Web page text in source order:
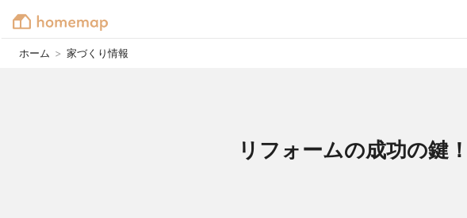
ホーム > 家づくり情報
リフォームの成功の鍵